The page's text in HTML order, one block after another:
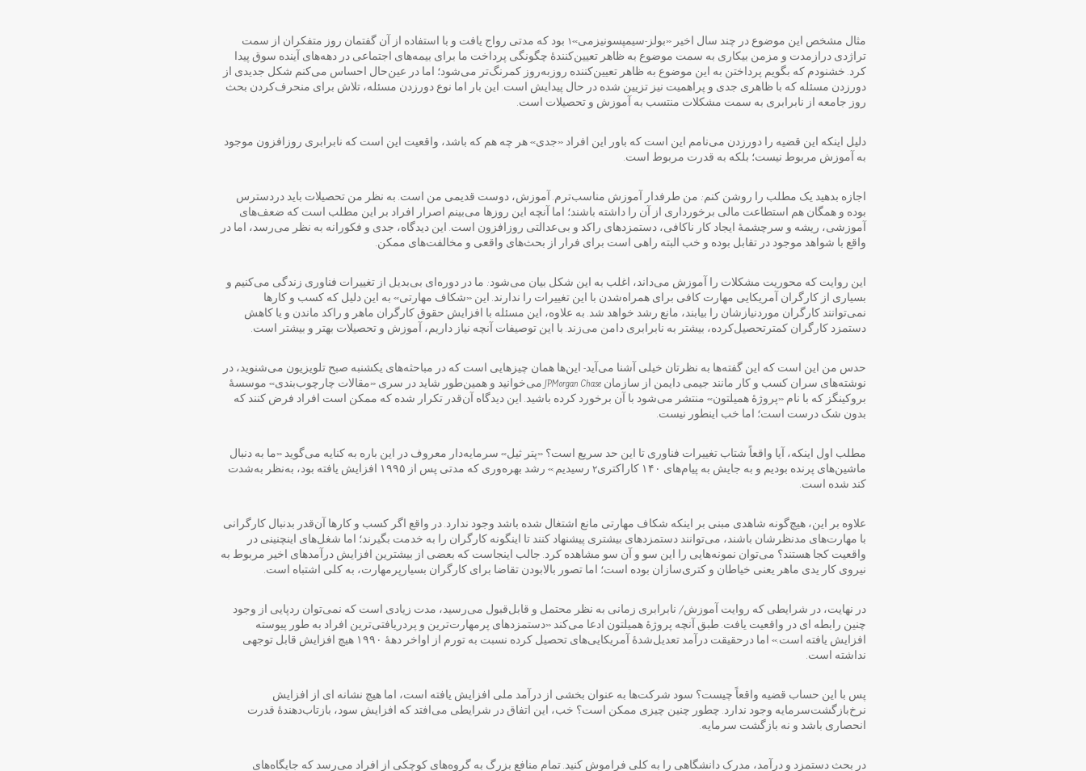
مثال مشخص این موضوع در چند سال اخیر «بولز-سیمپسونیزمی»۱ بود که مدتی رواج یافت و با استفاده از آن گفتمان روز متفکران از سمت
تراژدی درازمدت و مزمن بیکاری به سمت موضوع به ظاهر تعیین‌کنندۀ چگونگی پرداخت ما برای بیمه‌های‌ اجتماعی در دهه‌های آینده سوق پیدا
کرد. خشنودم که بگویم پرداختن به این موضوع به‌ ظاهر تعیین‌کننده روزبه‌روز کمرنگ‌تر می‌شود؛ اما در عین‌حال احساس می‌کنم شکل جدیدی از
دورزدن مسئله که با ظاهری جدی و پراهمیت نیز تزیین شده در حال پیدایش است. این بار اما نوع دورزدن مسئله، تلاش برای منحرف‌کردن بحث
روز جامعه از نابرابری به سمت مشکلات منتسب به آموزش و تحصیلات است.
دلیل اینکه این قضیه را دورزدن می‌نامم این است که باور این افراد «جدی» هر چه هم که باشد، واقعیت این است که نابرابری روزافزون موجود
به آموزش مربوط نیست؛ بلکه به قدرت مربوط است.
اجازه بدهید یک مطلب را روشن کنم: من طرفدار آموزش مناسب‌ترم. آموزش، دوست قدیمی من است. به نظر من تحصیلات باید دردسترس
بوده و همگان هم استطاعت مالی برخورداری از آن را داشته باشند؛ اما آنچه این روزها می‌بینم اصرار افراد بر این مطلب است که ضعف‌های
آموزشی، ریشه و سرچشمۀ ایجاد کار ناکافی، دستمزدهای راکد و بی‌عدالتی روزافزون است. این دیدگاه، جدی و فکورانه به نظر می‌رسد، اما در
واقع با شواهد موجود در تقابل بوده و خب البته راهی است برای فرار از بحث‌های واقعی و مخالفت‌های ممکن.
این روایت که محوریت مشکلات را آموزش می‌داند، اغلب به این شکل بیان می‌شود: ما در دوره‌ای بی‌بدیل از تغییرات فناوری زندگی می‌کنیم و
بسیاری از کارگران آمریکایی مهارت کافی برای همراه‌شدن با این تغییرات را ندارند. این «شکاف مهارتی» به این دلیل که کسب و کارها
نمی‌توانند کارگران موردنیازشان را بیابند، مانع رشد خواهد شد. به علاوه، این مسئله با افزایش حقوق کارگران ماهر و راکد ماندن و یا کاهش
دستمزد کارگران کمترتحصیل‌کرده، بیشتر به نابرابری دامن می‌زند. با این توصیفات آنچه نیاز داریم، آموزش و تحصیلات بهتر و بیشتر است.
حدس من این است که این گفته‌ها به نظرتان خیلی آشنا می‌آید- این‌ها همان چیزهایی است که در مباحثه‌های یکشنبه‌ صبح تلویزیون می‌شنوید، در
نوشته‌های سران کسب و کار مانند جیمی دایمن از سازمان JPMorgan Chase می‌خوانید و همین‌طور شاید در سری «مقالات چارچوب‌بندی» موسسۀ
بروکینگز که با نام «پروژۀ همیلتون» منتشر می‌شود با آن برخورد کرده باشید. این دیدگاه آن‌قدر تکرار شده که ممکن است افراد فرض کنند که
بدون شک درست است؛ اما خب اینطور نیست.
مطلب اول اینکه، آیا واقعاً شتاب تغییرات فناوری تا این حد سریع است؟ «پتر ثیل» سرمایه‌دار معروف در این باره به کنایه می‌گوید «ما به دنبال
ماشین‌های پرنده بودیم و به جایش به پیام‌های ۱۴۰ کاراکتری
۲
رسیدیم.» رشد بهره‌وری که مدتی پس از ۱۹۹۵ افزایش یافته بود، به‌نظر به‌شدت
کند شده است.
علاوه بر این، هیچ‌گونه شاهدی مبنی بر اینکه شکاف مهارتی مانع اشتغال شده باشد وجود ندارد. در واقع اگر کسب و کارها آن‌قدر بدنبال کارگرانی
با مهارت‌های مدنظرشان باشند، می‌توانند دستمزدهای بیشتری پیشنهاد کنند تا اینگونه کارگران را به خدمت بگیرند؛ اما شغل‌های اینچنینی در
واقعیت کجا هستند؟ می‌توان نمونه‌هایی را این سو و آن سو مشاهده کرد. جالب اینجاست که بعضی از بیشترین افزایش درآمدهای اخیر مربوط به
نیروی کار یدی ماهر یعنی خیاطان و کتری‌سازان بوده است؛ اما تصور بالابودن تقاضا برای کارگران بسیارپرمهارت، به کلی اشتباه است.
در نهایت، در شرایطی که روایت آموزش/ نابرابری زمانی به نظر محتمل و قابل‌قبول می‌رسید، مدت زیادی است که نمی‌توان ردپایی از وجود
چنین رابطه ای در واقعیت یافت. طبق آنچه پروژۀ همیلتون ادعا می‌کند «دستمزدهای پرمهارت‌ترین و پردریافتی‌ترین افراد به طور پیوسته
افزایش یافته است.» اما درحقیقت درآمد تعدیل‌شدۀ آمریکایی‌های تحصیل کرده نسبت به تورم از اواخر دهۀ ۱۹۹۰ هیچ افزایش قابل توجهی
نداشته است.
پس با این حساب قضیه واقعاً چیست؟ سود شرکت‌ها به عنوان بخشی از درآمد ملی افزایش یافته است، اما هیچ نشانه ای از افزایش
نرخ‌بازگشت‌سرمایه وجود ندارد. چطور چنین چیزی ممکن است؟ خب، این اتفاق در شرایطی می‌افتد که افزایش سود، بازتاب‌دهندۀ قدرت
انحصاری باشد و نه بازگشت سرمایه.
در بحث دستمزد و درآمد، مدرک دانشگاهی را به کلی فراموش کنید. تمام منافع بزرگ به گروه‌های کوچکی از افراد می‌رسد که جایگاه‌های